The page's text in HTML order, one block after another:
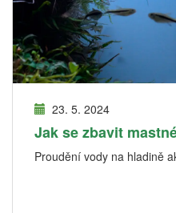
23. 5. 2024
Jak se zbavit
Proudění vody na hladině